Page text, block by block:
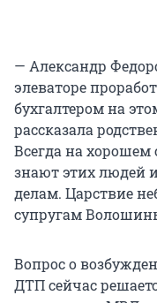
— Александр
элеваторе
бухгалтером на
рассказала
Всегда на хорошем
знают этих людей
делам. Царствие
супругам
Вопрос о
ДТП сейчас